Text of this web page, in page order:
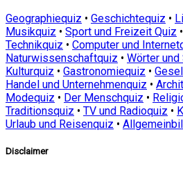
Geographiequiz • Geschichtequiz •
Musikquiz • Sport und Freizeit Quiz •
Technikquiz • Computer und
Naturwissenschaftquiz • Wörter und
Kulturquiz • Gastronomiequiz •
Handel und Unternehmenquiz •
Modequiz • Der Menschquiz •
Traditionsquiz • TV und Radioquiz •
Urlaub und Reisenquiz •
Disclaimer